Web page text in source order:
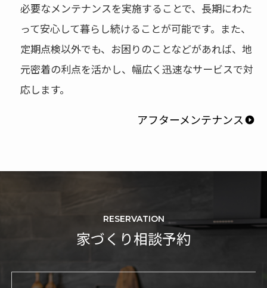
必要なメンテナンスを実施することで、長期にわた
って安心して暮らし続けることが可能です。また、
定期点検以外でも、お困りのことなどがあれば、地
元密着の利点を活かし、幅広く迅速なサービスで対
応します。
アフターメンテナンス
RESERVATION
家づくり相談予約